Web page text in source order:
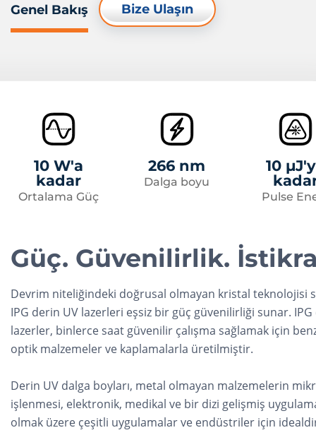
Genel Bakış Bize Ulaşın
10 W'a
kadar
Ortalama Güç
266 nm
Dalga boyu
10
Pulse
Güç. Güvenilirlik.
Devrim niteliğindeki doğrusal olmayan kristal teknolojisi
IPG derin UV lazerleri eşsiz bir güç güvenilirliği sunar.
lazerler, binlerce saat güvenilir çalışma sağlamak için
optik malzemeler ve kaplamalarla üretilmiştir.
Derin UV dalga boyları, metal olmayan malzemelerin
işlenmesi, elektronik, medikal ve bir dizi gelişmiş
olmak üzere çeşitli uygulamalar ve endüstriler için